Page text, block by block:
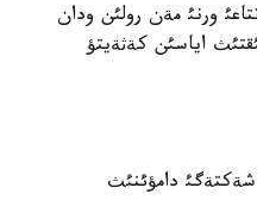
ورنئ مةن رولئن ودان
اياسئن كةثةيتؤ
دامؤئنئث